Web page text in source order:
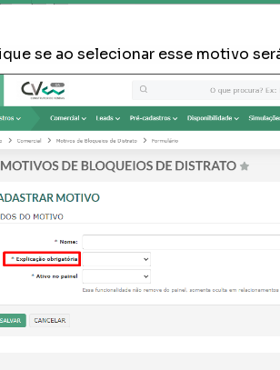
se ao selecionar esse motivo